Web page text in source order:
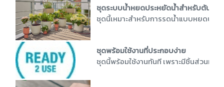
ชุดระบบน้ำหยดประหยัดน้ำสำหรับต้นไม้ใ
ชุดนี้เหมาะสำหรับการรดน้ำแบบหยดประ
ชุดพร้อมใช้งานที่ประกอบง่าย
ชุดนี้พร้อมใช้งานทันที เพราะมีชิ้นส่วนทั้ง